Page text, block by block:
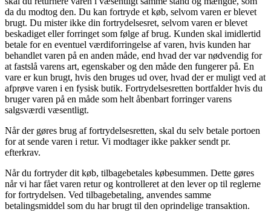
da du modtog den. Du kan fortryde et køb, selvom varen er blevet
brugt. Du mister ikke din fortrydelsesret, selvom varen er blevet
beskadiget eller forringet som følge af brug. Kunden skal imidlertid
betale for en eventuel værdiforringelse af varen, hvis kunden har
behandlet varen på en anden måde, end hvad der var nødvendig for
at fastslå varens art, egenskaber og den måde den fungerer på. En
vare er kun brugt, hvis den bruges ud over, hvad der er muligt ved at
afprøve varen i en fysisk butik. Fortrydelsesretten bortfalder hvis du
bruger varen på en måde som helt åbenbart forringer varens
salgsværdi væsentligt.
Når der gøres brug af fortrydelsesretten, skal du selv betale portoen
for at sende varen i retur. Vi modtager ikke pakker sendt pr.
efterkrav.
Når du fortryder dit køb, tilbagebetales købesummen. Dette gøres
når vi har fået varen retur og kontrolleret at den lever op til reglerne
for fortrydelsen. Ved tilbagebetaling, anvendes samme
betalingsmiddel som du har brugt til den oprindelige transaktion.